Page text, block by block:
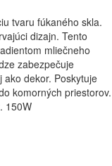
tvaru fúkaného skla.
dizajn. Tento
mliečneho
zabezpečuje
dekor. Poskytuje
komorných priestorov.
150W